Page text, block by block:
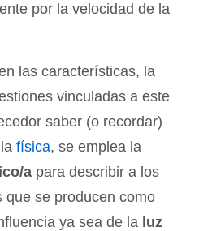
por la velocidad de la
las características, la
vinculadas a este
saber (o recordar)
física, se emplea la
a para describir a los
que se producen como
ya sea de la luz